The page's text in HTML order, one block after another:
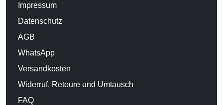
Impressum
Datenschutz
AGB
WhatsApp
Versandkosten
Widerruf, Retoure und Umtausch
FAQ